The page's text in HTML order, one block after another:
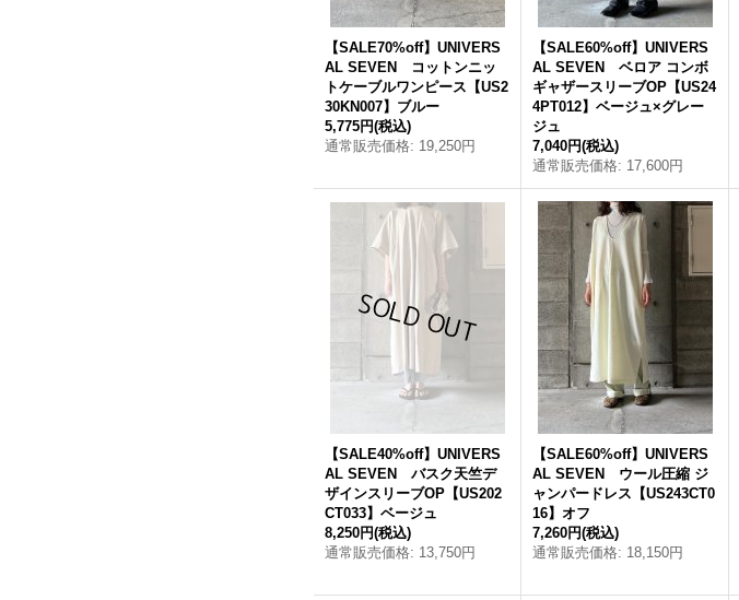
【SALE70%off】UNIVERS
AL SEVEN コットンニッ
トケーブルワンピース【US2
30KN007】ブルー
5,775円(税込)
通常販売価格: 19,250円
【SALE60%off】UNIVERS
AL SEVEN ベロア コンボ
ギャザースリーブOP【US24
4PT012】ベージュ×グレー
ジュ
7,040円(税込)
通常販売価格: 17,600円
【SALE40%off】UNIVERS
AL SEVEN バスク天竺デ
ザインスリーブOP【US202
CT033】ベージュ
8,250円(税込)
通常販売価格: 13,750円
【SALE60%off】UNIVERS
AL SEVEN ウール圧縮 ジ
ャンパードレス【US243CT0
16】オフ
7,260円(税込)
通常販売価格: 18,150円